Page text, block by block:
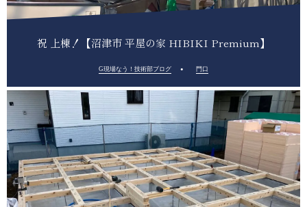
祝 上棟！【沼津市 平屋の家 HIBIKI Premium】
G現場なう！技術部ブログ 門口